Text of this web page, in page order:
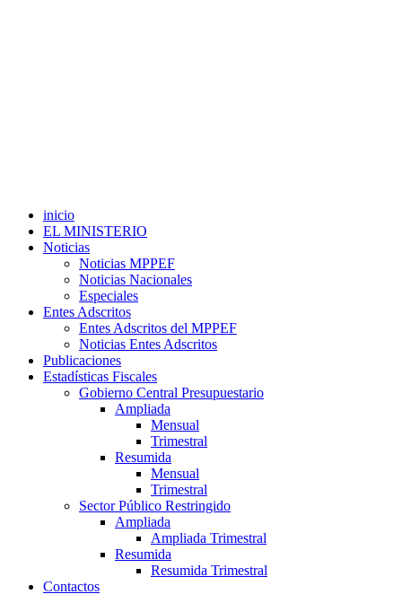
inicio
EL MINISTERIO
Noticias
Noticias MPPEF
Noticias Nacionales
Especiales
Entes Adscritos
Entes Adscritos del MPPEF
Noticias Entes Adscritos
Publicaciones
Estadísticas Fiscales
Gobierno Central Presupuestario
Ampliada
Mensual
Trimestral
Resumida
Mensual
Trimestral
Sector Público Restringido
Ampliada
Ampliada Trimestral
Resumida
Resumida Trimestral
Contactos